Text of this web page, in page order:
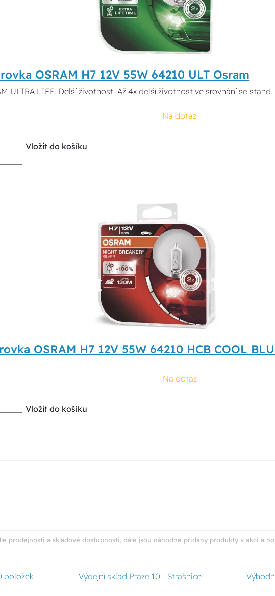
OSRAM H7 12V 55W 64210 ULT Osram
ULTRA LIFE. Delší životnost. Až 4× delší životnost ve srovnání se stand
Na dotaz
Vložit do košíku
OSRAM H7 12V 55W 64210 HCB COOL
Na dotaz
Vložit do košíku
prodejnosti a skladové dostupnosti, dále jsou náhodně přidány produkty v akci a
položek Výdejní sklad Praze 10 - Strašnice